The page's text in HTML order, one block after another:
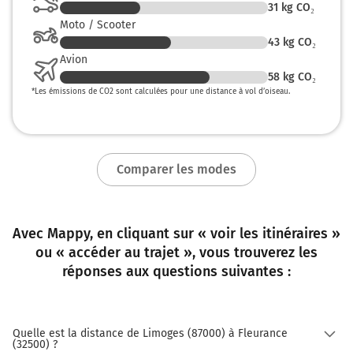
31 kg CO₂
Moto / Scooter
43 kg CO₂
Avion
58 kg CO₂
*Les émissions de CO2 sont calculées pour une distance à vol d’oiseau.
Comparer les modes
Avec Mappy, en cliquant sur « voir les itinéraires »
ou « accéder au trajet », vous trouverez les
réponses aux questions suivantes :
Quelle est la distance de Limoges (87000) à Fleurance
(32500) ?